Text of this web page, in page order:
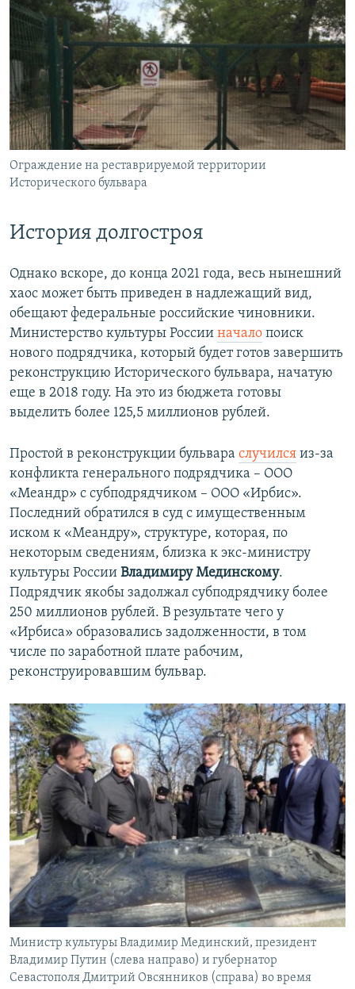
Ограждение на реставрируемой территории
Исторического бульвара
История долгостроя
Однако вскоре, до конца 2021 года, весь нынешний
хаос может быть приведен в надлежащий вид,
обещают федеральные российские чиновники.
Министерство культуры России начало поиск
нового подрядчика, который будет готов завершить
реконструкцию Исторического бульвара, начатую
еще в 2018 году. На это из бюджета готовы
выделить более 125,5 миллионов рублей.
Простой в реконструкции бульвара случился из-за
конфликта генерального подрядчика – ООО
«Меандр» с субподрядчиком – ООО «Ирбис».
Последний обратился в суд с имущественным
иском к «Меандру», структуре, которая, по
некоторым сведениям, близка к экс-министру
культуры России Владимиру Мединскому.
Подрядчик якобы задолжал субподрядчику более
250 миллионов рублей. В результате чего у
«Ирбиса» образовались задолженности, в том
числе по заработной плате рабочим,
реконструировавшим бульвар.
Министр культуры Владимир Мединский, президент
Владимир Путин (слева направо) и губернатор
Севастополя Дмитрий Овсянников (справа) во время